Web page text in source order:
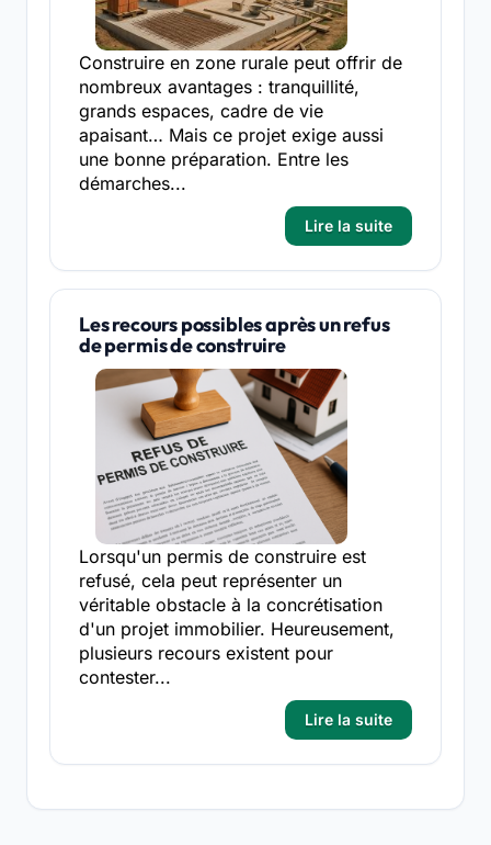
Construire en zone rurale peut offrir de
nombreux avantages : tranquillité,
grands espaces, cadre de vie
apaisant… Mais ce projet exige aussi
une bonne préparation. Entre les
démarches...
Lire la suite
Les recours possibles après un refus
de permis de construire
Lorsqu'un permis de construire est
refusé, cela peut représenter un
véritable obstacle à la concrétisation
d'un projet immobilier. Heureusement,
plusieurs recours existent pour
contester...
Lire la suite